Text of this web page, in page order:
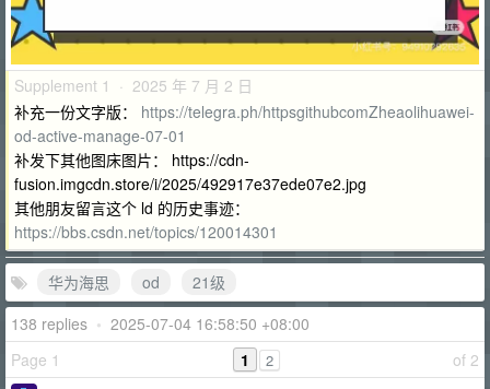
Supplement 1 · 2025 年 7 月 2 日
补充一份文字版： https://telegra.ph/httpsgithubcomZheaolihuawei-
od-active-manage-07-01
补发下其他图床图片： https://cdn-
fusion.imgcdn.store/i/2025/492917e37ede07e2.jpg
其他朋友留言这个 ld 的历史事迹：
https://bbs.csdn.net/topics/120014301
华为海思 od
21级
138 replies • 2025-07-04 16:58:50 +08:00
Page 1
of 2
1 2